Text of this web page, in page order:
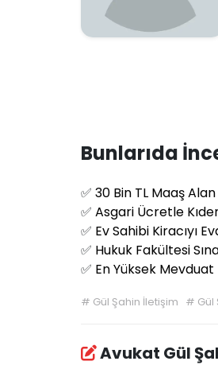
Bunlarıda
✅ 30 Bin TL Maaş
✅ Asgari Ücretle
✅ Ev Sahibi Kiracıyı
✅ Hukuk Fakültesi
✅ En Yüksek
# Gül Şahin İletişim # Gül
Avukat Gül